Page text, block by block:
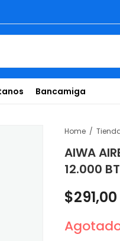
Bancamiga
Home
AIWA
12.000
$291,00